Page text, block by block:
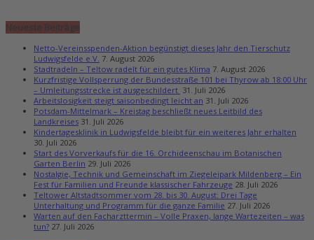
Neueste Beiträge
Netto-Vereinsspenden-Aktion begünstigt dieses Jahr den Tierschutz
Ludwigsfelde e.V. 7. August 2026
Stadtradeln – Teltow radelt für ein gutes Klima 7. August 2026
Kurzfristige Vollsperrung der Bundesstraße 101 bei Thyrow ab 18:00 Uhr
– Umleitungsstrecke ist ausgeschildert 31. Juli 2026
Arbeitslosigkeit steigt saisonbedingt leicht an 31. Juli 2026
Potsdam-Mittelmark – Kreistag beschließt neues Leitbild des
Landkreises 31. Juli 2026
Kindertagesklinik in Ludwigsfelde bleibt für ein weiteres Jahr erhalten
30. Juli 2026
Start des Vorverkaufs für die 16. Orchideenschau im Botanischen
Garten Berlin 29. Juli 2026
Nostalgie, Technik und Gemeinschaft im Ziegeleipark Mildenberg – Ein
Fest für Familien und Freunde klassischer Fahrzeuge 28. Juli 2026
Teltower Altstadtsommer vom 28. bis 30. August: Drei Tage
Unterhaltung und Programm für die ganze Familie 27. Juli 2026
Warten auf den Facharzttermin – Volle Praxen, lange Wartezeiten – was
tun? 27. Juli 2026